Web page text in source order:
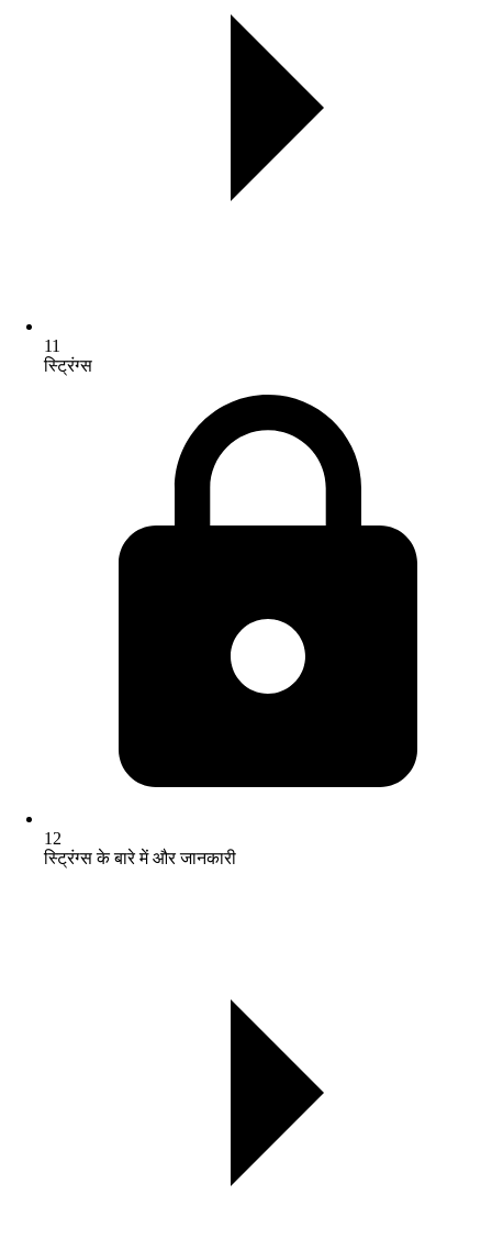
11
स्ट्रिंग्स
12
स्ट्रिंग्स के बारे में और जानकारी